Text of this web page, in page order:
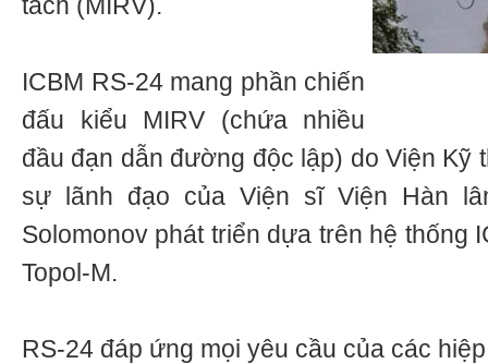
ICBM RS-24 mang phần chiến
đấu kiểu MIRV (chứa nhiều
đầu đạn dẫn đường độc lập) do Viện Kỹ
sự lãnh đạo của Viện sĩ Viện Hàn
Solomonov phát triển dựa trên hệ thống
Topol-M.
RS-24 đáp ứng mọi yêu cầu của các